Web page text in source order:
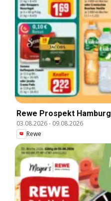
Rewe Prospekt Hamburg
03.08.2026- 09.08.2026
Rewe